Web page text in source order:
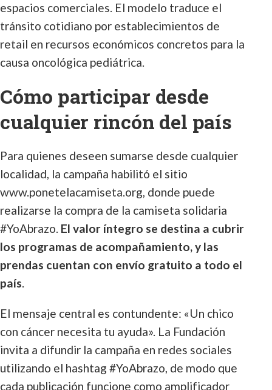
espacios comerciales. El modelo traduce el
tránsito cotidiano por establecimientos de
retail en recursos económicos concretos para la
causa oncológica pediátrica.
Cómo participar desde
cualquier rincón del país
Para quienes deseen sumarse desde cualquier
localidad, la campaña habilitó el sitio
www.ponetelacamiseta.org, donde puede
realizarse la compra de la camiseta solidaria
#YoAbrazo. El valor íntegro se destina a cubrir
los programas de acompañamiento, y las
prendas cuentan con envío gratuito a todo el
país.
El mensaje central es contundente: «Un chico
con cáncer necesita tu ayuda». La Fundación
invita a difundir la campaña en redes sociales
utilizando el hashtag #YoAbrazo, de modo que
cada publicación funcione como amplificador